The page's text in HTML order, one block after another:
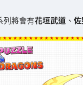
列將會有花垣武道、